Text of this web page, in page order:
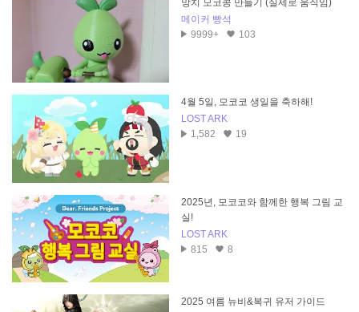
망치 모코콩 만들기 (실제로 움직임)
메이커 빵석
9999+
103
4월 5일, 모코코 생일을 축하해!
LOST ARK
1,582
19
2025년, 모코코와 함께한 행복 그림 교
실!
LOST ARK
815
8
2025 여름 뉴비&복귀 유저 가이드